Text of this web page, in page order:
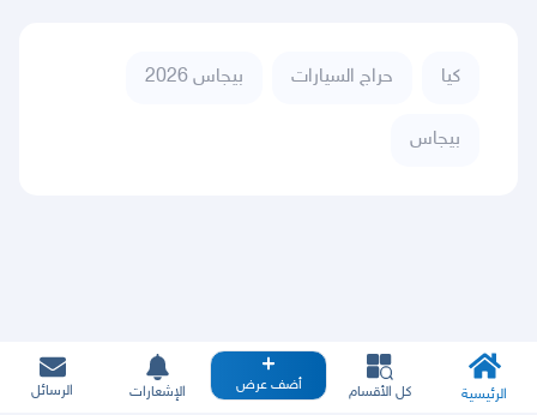
كيا حراج السيارات بيجاس 2026
بيجاس
الرئيسية كل الأقسام أضف عرض الإشعارات الرسائل